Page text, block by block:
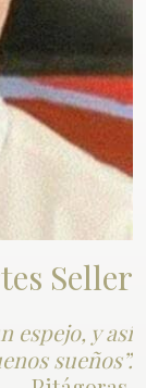
Seller
espejo, y así
sueños”.